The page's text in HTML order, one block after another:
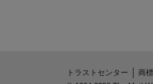
トラストセンター 商標